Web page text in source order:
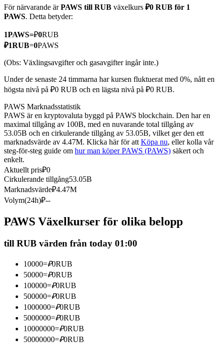
Futures med USDC som säkerhet
Kopiera Trading
Bli en Copy Trader
För närvarande ärPAWS till RUB växelkurs ₽0 RUB för 1
PAWS. Detta betyder:
1PAWS=₽0RUB
₽1RUB=0PAWS
(Obs: Växlingsavgifter och gasavgifter ingår inte.)
Under de senaste 24 timmarna har kursen fluktuerat med 0%, nått en
högsta nivå på ₽0 RUB och en lägsta nivå på ₽0 RUB.
PAWS Marknadsstatistik
PAWS är en kryptovaluta byggd på PAWS blockchain. Den har en
maximal tillgång av 100B, med en nuvarande total tillgång av
53.05B och en cirkulerande tillgång av 53.05B, vilket ger den ett
marknadsvärde av 4.47M. Klicka här för att Köpa nu, eller kolla vår
steg-för-steg guide om hur man köper PAWS (PAWS) säkert och
enkelt.
Aktuellt pris₽0
Cirkulerande tillgång53.05B
Marknadsvärde₽4.47M
Volym(24h)₽--
PAWS Växelkurser för olika belopp
till RUB värden från today 01:00
10000=₽0RUB
50000=₽0RUB
100000=₽0RUB
500000=₽0RUB
1000000=₽0RUB
5000000=₽0RUB
10000000=₽0RUB
50000000=₽0RUB